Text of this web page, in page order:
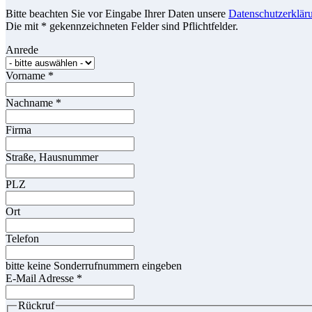
Bitte beachten Sie vor Eingabe Ihrer Daten unsere
Die mit * gekennzeichneten Felder sind Pflichtfelder.
Anrede
Vorname *
Nachname *
Firma
Straße, Hausnummer
PLZ
Ort
Telefon
bitte keine Sonderrufnummern eingeben
E-Mail Adresse *
Rückruf